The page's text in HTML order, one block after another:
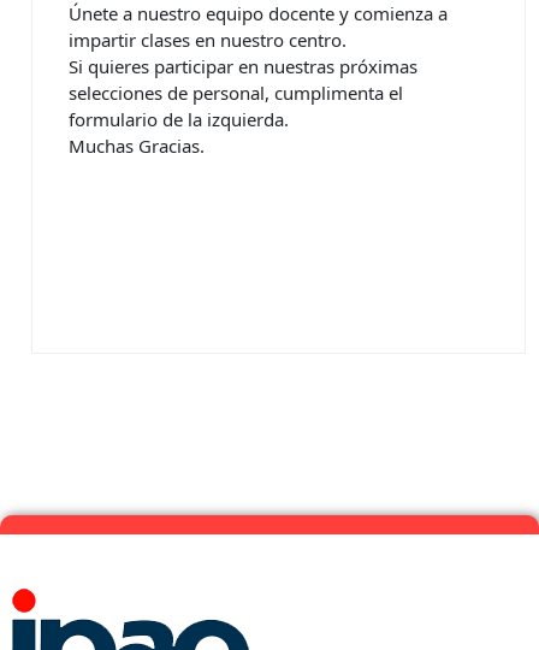
Únete a nuestro equipo docente y comienza a
impartir clases en nuestro centro.
Si quieres participar en nuestras próximas
selecciones de personal, cumplimenta el
formulario de la izquierda.
Muchas Gracias.